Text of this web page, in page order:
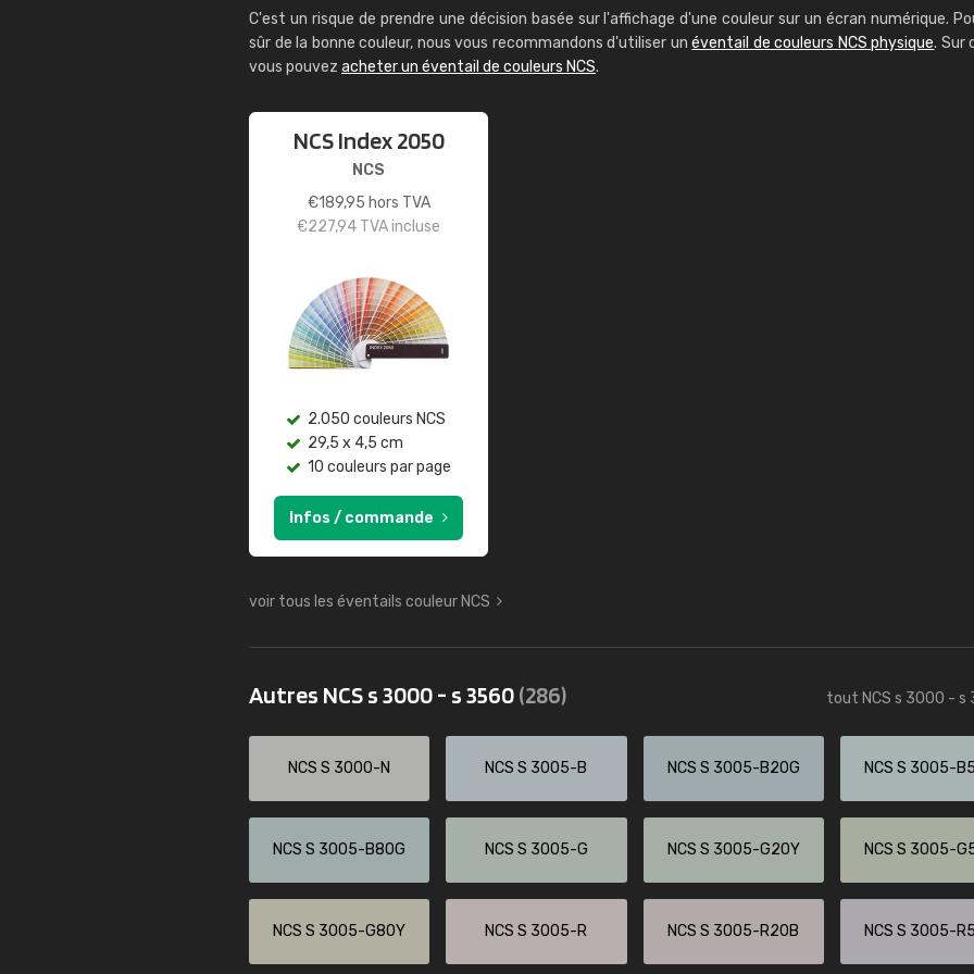
C'est un risque de prendre une décision basée sur l'affichage d'une couleur sur un écran numérique.
sûr de la bonne couleur, nous vous recommandons d'utiliser unéventail de couleurs NCS physique. Sur
vous pouvez acheter un éventail de couleurs NCS.
NCS Index 2050
NCS
€189,95 hors TVA
€227,94 TVA incluse
2.050 couleurs NCS
29,5 x 4,5 cm
10 couleurs par page
Infos / commande
voir tous les éventails couleur NCS
Autres NCS s 3000 - s 3560(286) tout NCS s 3000 - s
NCS S 3000-N NCS S 3005-B NCS S 3005-B20G NCS S 3005-
NCS S 3005-B80G NCS S 3005-G NCS S 3005-G20Y NCS S 3005-
NCS S 3005-G80Y NCS S 3005-R NCS S 3005-R20B NCS S 3005-